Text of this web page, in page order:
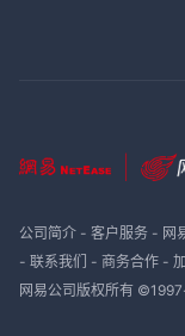
公司简介- 客户服务- 网
- 联系我们 - 商务合作-
网易公司版权所有